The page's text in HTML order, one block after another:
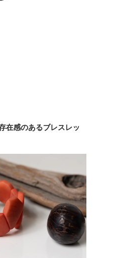
在感のあるブレスレッ